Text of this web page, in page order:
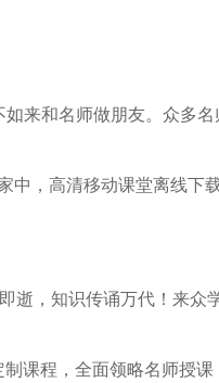
来和名师做朋友。众多
中，高清移动课堂离线下
逝，知识传诵万代！来众
课程，全面领略名师授